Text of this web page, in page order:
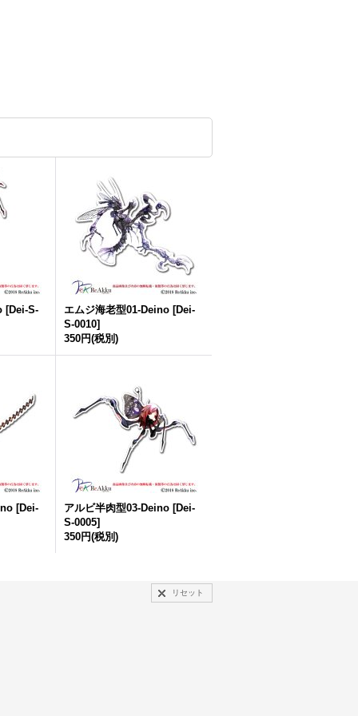
[Dei-S- エムジ海老型01-Deino [Dei-
S-0010]
350円(税別)
[Dei- アルビ半肉型03-Deino [Dei-
S-0005]
350円(税別)
リセット